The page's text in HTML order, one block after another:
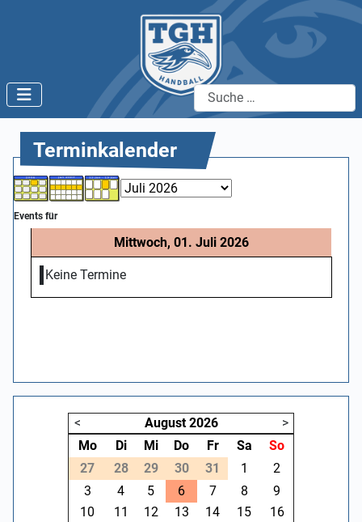
Suchen
Terminkalender
Events für
Mittwoch, 01. Juli 2026
Keine Termine
< August 2026
>
Mo
Di Mi Do Fr Sa
So
27
28 29 30 31 1
2
3
4 5 6 7 8
9
10
11 12 13 14 15
16